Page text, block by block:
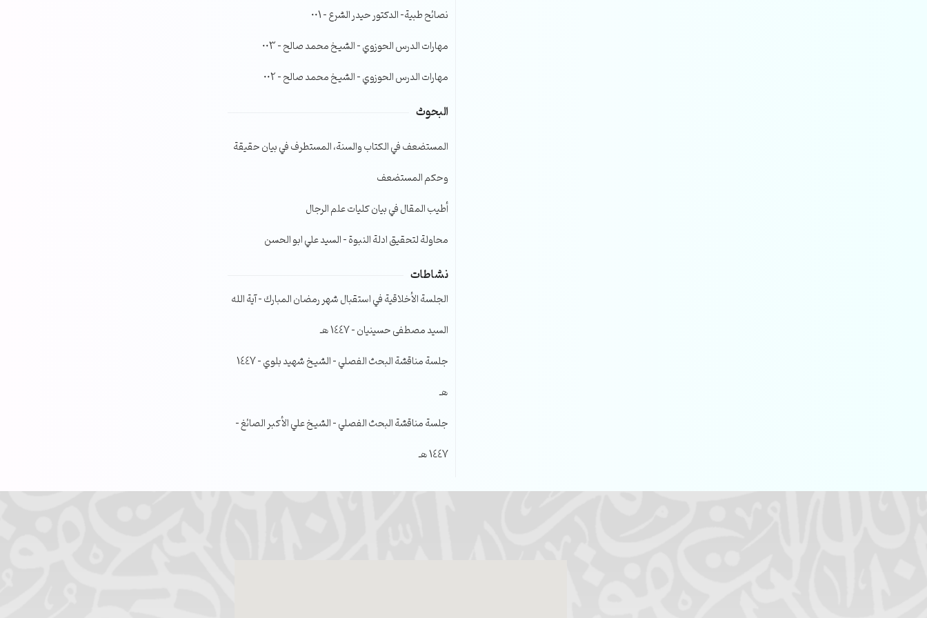
الصوت.نصائح طبية- الدكتور حيدر الشرع – 001
مهارات الدرس الحوزوي – الشيخ محمد صالح – 003
مهارات الدرس الحوزوي – الشيخ محمد صالح – 002
البحوث
المستضعف في الكتاب والسنة، المستطرف في بيان حقيقة
وحكم المستضعف
أطيب المقال في بيان كليات علم الرجال
محاولة لتحقيق ادلة النبوة – السيد علي ابو الحسن
نشاطات
الجلسة الأخلاقية في استقبال شهر رمضان المبارك – آية الله
السيد مصطفى حسينيان – 1447 هـ
جلسة مناقشة البحث الفصلي – الشيخ شهيد بلوي – 1447
هـ
جلسة مناقشة البحث الفصلي – الشيخ علي الأكبر الصائغ –
1447 هـ